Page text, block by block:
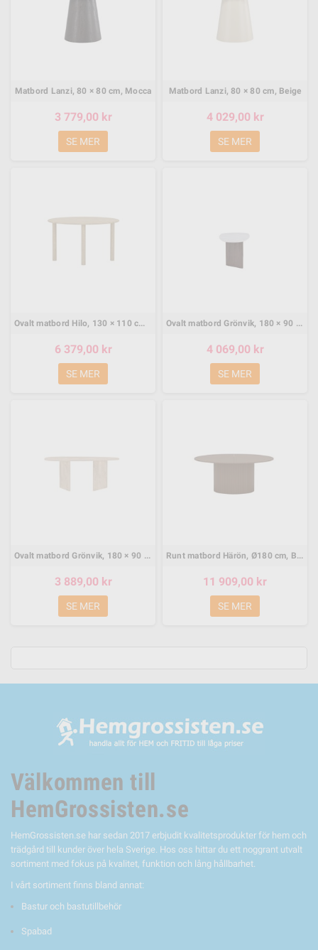
Matbord Lanzi, 80 × 80 cm, Mocca
3 779,00 kr
SE MER
Matbord Lanzi, 80 × 80 cm, Beige
4 029,00 kr
SE MER
Ovalt matbord Hilo, 130 × 110 cm, Natur
6 379,00 kr
SE MER
Ovalt matbord Grönvik, 180 × 90 cm, Ljusgrå
4 069,00 kr
SE MER
Ovalt matbord Grönvik, 180 × 90 cm, Natur
3 889,00 kr
SE MER
Runt matbord Härön, Ø180 cm, Brun
11 909,00 kr
SE MER
Välkommen till
HemGrossisten.se
HemGrossisten.se har sedan 2017 erbjudit kvalitetsprodukter för hem och
trädgård till kunder över hela Sverige. Hos oss hittar du ett noggrant utvalt
sortiment med fokus på kvalitet, funktion och lång hållbarhet.
I vårt sortiment finns bland annat:
Bastur och bastutillbehör
Spabad